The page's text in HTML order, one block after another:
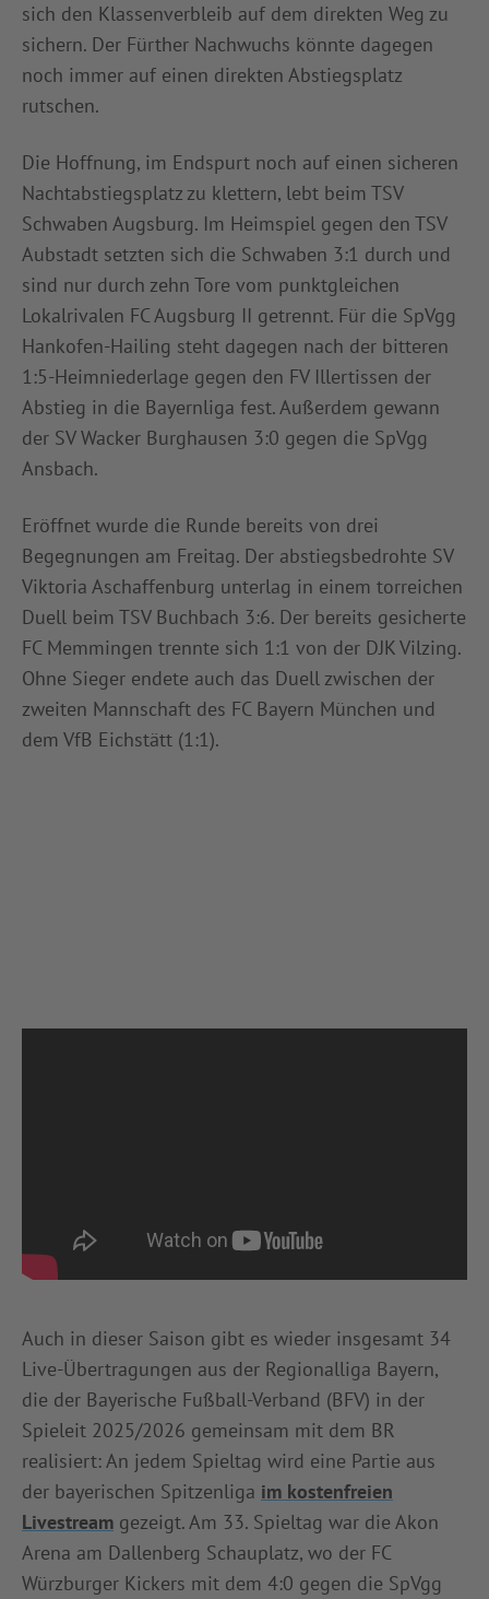
sich den Klassenverbleib auf dem direkten Weg zu
sichern. Der Fürther Nachwuchs könnte dagegen
noch immer auf einen direkten Abstiegsplatz
rutschen.
Die Hoffnung, im Endspurt noch auf einen sicheren
Nachtabstiegsplatz zu klettern, lebt beim TSV
Schwaben Augsburg. Im Heimspiel gegen den TSV
Aubstadt setzten sich die Schwaben 3:1 durch und
sind nur durch zehn Tore vom punktgleichen
Lokalrivalen FC Augsburg II getrennt. Für die SpVgg
Hankofen-Hailing steht dagegen nach der bitteren
1:5-Heimniederlage gegen den FV Illertissen der
Abstieg in die Bayernliga fest. Außerdem gewann
der SV Wacker Burghausen 3:0 gegen die SpVgg
Ansbach.
Eröffnet wurde die Runde bereits von drei
Begegnungen am Freitag. Der abstiegsbedrohte SV
Viktoria Aschaffenburg unterlag in einem torreichen
Duell beim TSV Buchbach 3:6. Der bereits gesicherte
FC Memmingen trennte sich 1:1 von der DJK Vilzing.
Ohne Sieger endete auch das Duell zwischen der
zweiten Mannschaft des FC Bayern München und
dem VfB Eichstätt (1:1).
Auch in dieser Saison gibt es wieder insgesamt 34
Live-Übertragungen aus der Regionalliga Bayern,
die der Bayerische Fußball-Verband (BFV) in der
Spieleit 2025/2026 gemeinsam mit dem BR
realisiert: An jedem Spieltag wird eine Partie aus
der bayerischen Spitzenliga im kostenfreien
Livestream gezeigt. Am 33. Spieltag war die Akon
Arena am Dallenberg Schauplatz, wo der FC
Würzburger Kickers mit dem 4:0 gegen die SpVgg